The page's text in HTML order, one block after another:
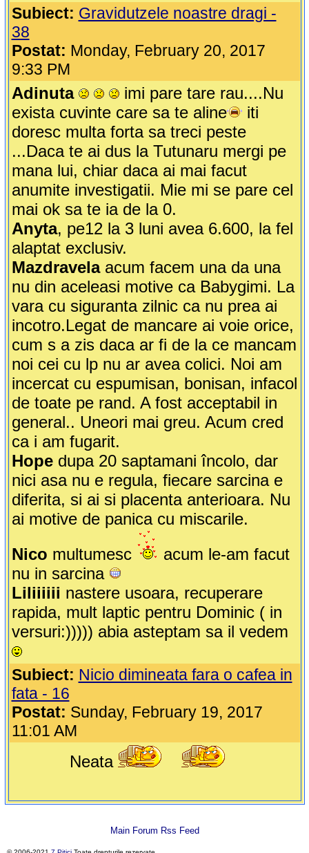
Subiect: Gravidutzele noastre dragi -
38
Postat: Monday, February 20, 2017
9:33 PM
Adinuta
imi pare tare rau....Nu
exista cuvinte care sa te aline
iti
doresc multa forta sa treci peste
...Daca te ai dus la Tutunaru mergi pe
mana lui, chiar daca ai mai facut
anumite investigatii. Mie mi se pare cel
mai ok sa te ia de la 0.
Anyta, pe12 la 3 luni avea 6.600, la fel
alaptat exclusiv.
Mazdravelaacum facem una da una
nu din aceleasi motive ca Babygimi. La
vara cu siguranta zilnic ca nu prea ai
incotro.Legat de mancare ai voie orice,
cum s a zis daca ar fi de la ce mancam
noi cei cu lp nu ar avea colici. Noi am
incercat cu espumisan, bonisan, infacol
de toate pe rand. A fost acceptabil in
general.. Uneori mai greu. Acum cred
ca i am fugarit.
Hopedupa 20 saptamani încolo, dar
nici asa nu e regula, fiecare sarcina e
diferita, si ai si placenta anterioara. Nu
ai motive de panica cu miscarile.
Nico multumesc
acum le-am facut
nu in sarcina
Liliiiiii nastere usoara, recuperare
rapida, mult laptic pentru Dominic ( in
versuri:))))) abia asteptam sa il vedem
Subiect: Nicio dimineata fara o cafea in
fata - 16
Postat: Sunday, February 19, 2017
11:01 AM
Neata
Main Forum Rss Feed